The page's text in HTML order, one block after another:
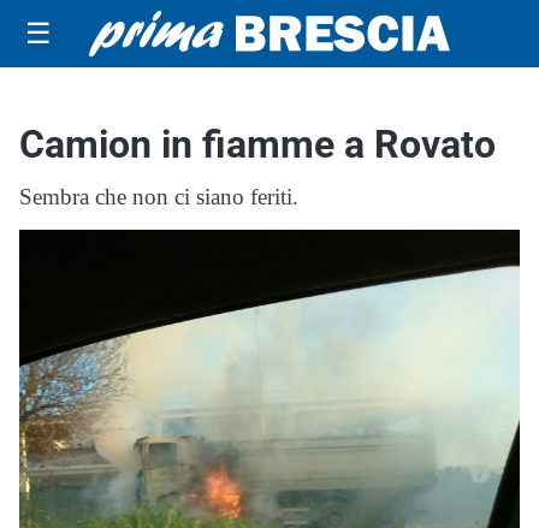
☰
Camion in fiamme a Rovato
Sembra che non ci siano feriti.